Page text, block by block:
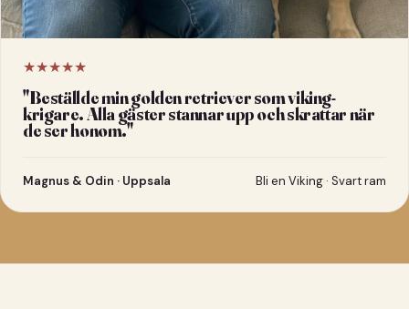
★★★★★
"Beställde min golden retriever som viking-
krigare. Alla gäster stannar upp och skrattar när
de ser honom."
Magnus & Odin · Uppsala Bli en Viking · Svart ram